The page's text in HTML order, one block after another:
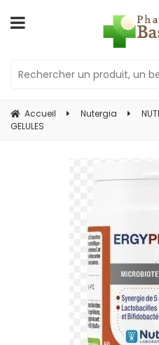
Accueil Nutergia
GELULES